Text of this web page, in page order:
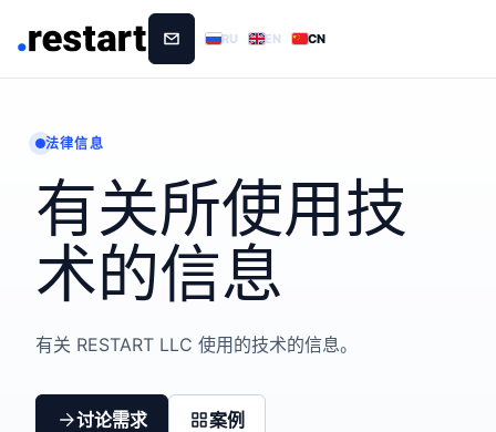
RU EN CN
法律信息
有关所使用技
术的信息
有关 RESTART LLC 使用的技术的信息。
讨论需求 案例